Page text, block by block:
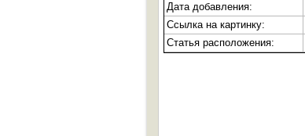
Дата добавления:
Ссылка на картинку:
Статья расположения: